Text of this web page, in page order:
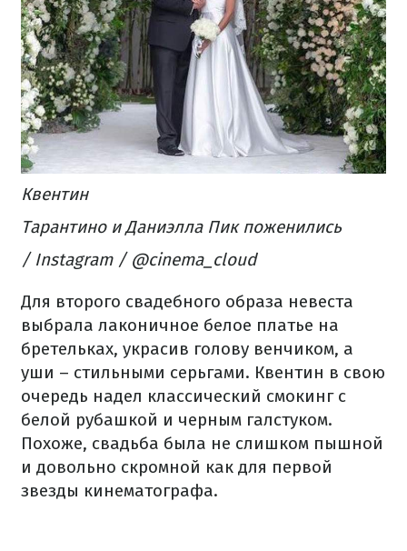
Квентин
Тарантино и Даниэлла Пик поженились
/ Instagram / @cinema_cloud
Для второго свадебного образа невеста
выбрала лаконичное белое платье на
бретельках, украсив голову венчиком, а
уши – стильными серьгами. Квентин в свою
очередь надел классический смокинг с
белой рубашкой и черным галстуком.
Похоже, свадьба была не слишком пышной
и довольно скромной как для первой
звезды кинематографа.